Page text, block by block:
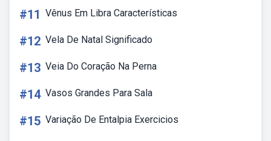
#11 Vênus Em Libra Características
#12 Vela De Natal Significado
#13 Veia Do Coração Na Perna
#14 Vasos Grandes Para Sala
#15 Variação De Entalpia Exercicios